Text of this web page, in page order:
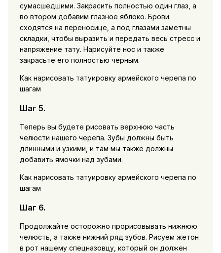
сумасшедшими. Закрасить полностью один глаз, а
во втором добавим глазное яблоко. Брови
сходятся на переносице, а под глазами заметны
складки, чтобы выразить и передать весь стресс и
напряжение тату. Нарисуйте нос и также
закрасьте его полностью черным.
Как нарисовать татуировку армейского черепа по
шагам
Шаг 5.
Теперь вы будете рисовать верхнюю часть
челюсти нашего черепа. Зубы должны быть
длинными и узкими, и там мы также должны
добавить ямочки над зубами.
Как нарисовать татуировку армейского черепа по
шагам
Шаг 6.
Продолжайте осторожно прорисовывать нижнюю
челюсть, а также нижний ряд зубов. Рисуем жетон
в рот нашему спецназовцу, который он должен